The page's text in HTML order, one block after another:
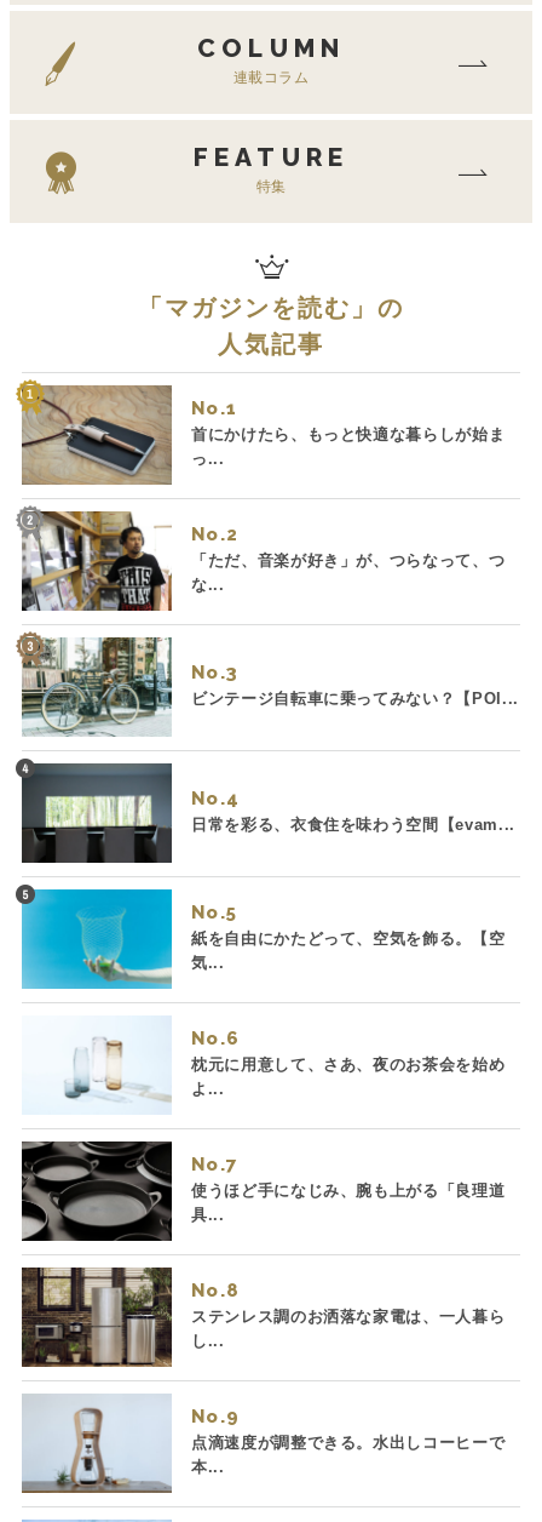
COLUMN
連載コラム
FEATURE
特集
「マガジンを読む 」の
人気記事
No.
首にかけたら、もっと快適な暮らしが始ま
っ...
No.
「ただ、音楽が好き」が、つらなって、つ
な...
No.
ビンテージ自転車に乗ってみない？【POI...
No.
日常を彩る、衣食住を味わう空間【evam...
No.
紙を自由にかたどって、空気を飾る。【空
気...
No.
枕元に用意して、さあ、夜のお茶会を始め
よ...
No.
使うほど手になじみ、腕も上がる「良理道
具...
No.
ステンレス調のお洒落な家電は、一人暮ら
し...
No.
点滴速度が調整できる。水出しコーヒーで
本...